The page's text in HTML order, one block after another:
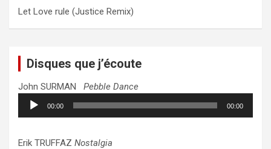
Let Love rule (Justice Remix)
Disques que j’écoute
John SURMAN Pebble Dance
Lecteur
audio
00:00 00:00
Erik TRUFFAZ Nostalgia